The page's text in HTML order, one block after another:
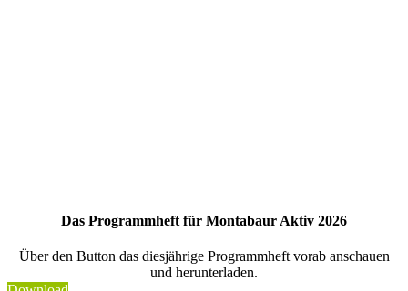
Das Programmheft für Montabaur Aktiv 2026
Über den Button das diesjährige Programmheft vorab anschauen
und herunterladen.